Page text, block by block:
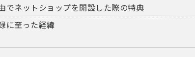
でネットショップを開設した際の特典
に至った経緯